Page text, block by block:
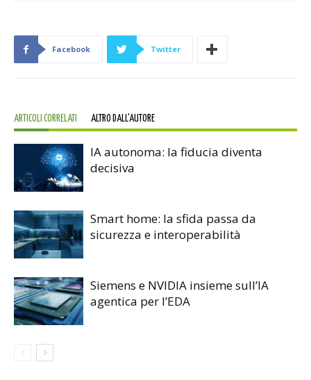
Facebook Twitter
ARTICOLI CORRELATI ALTRO DALL'AUTORE
IA autonoma: la fiducia diventa
decisiva
Smart home: la sfida passa da
sicurezza e interoperabilità
Siemens e NVIDIA insieme sull’IA
agentica per l’EDA